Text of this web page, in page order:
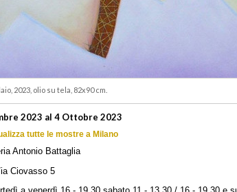
2023, olio su tela, 82x90 cm.
2023 al 4 Ottobre 2023
tutte le mostre a Milano
Antonio Battaglia
Ciovasso 5